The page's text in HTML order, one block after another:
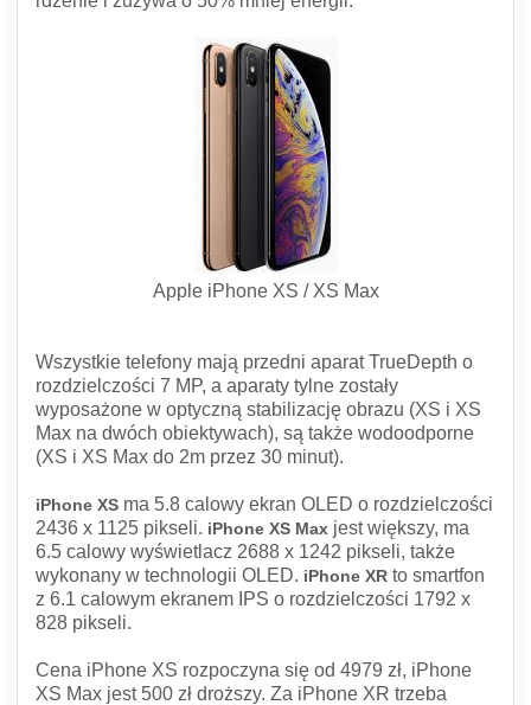
Apple iPhone XS / XS Max
Wszystkie telefony mają przedni aparat TrueDepth o
rozdzielczości 7 MP, a aparaty tylne zostały
wyposażone w optyczną stabilizację obrazu (XS i XS
Max na dwóch obiektywach), są także wodoodporne
(XS i XS Max do 2m przez 30 minut).
iPhone XS ma 5.8 calowy ekran OLED o rozdzielczości
2436 x 1125 pikseli. iPhone XS Max jest większy, ma
6.5 calowy wyświetlacz 2688 x 1242 pikseli, także
wykonany w technologii OLED. iPhone XR to smartfon
z 6.1 calowym ekranem IPS o rozdzielczości 1792 x
828 pikseli.
Cena iPhone XS rozpoczyna się od 4979 zł, iPhone
XS Max jest 500 zł droższy. Za iPhone XR trzeba